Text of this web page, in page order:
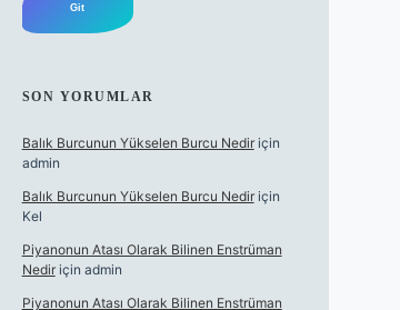
SON YORUMLAR
Balık Burcunun Yükselen Burcu Nediriçin
admin
Balık Burcunun Yükselen Burcu Nediriçin
Kel
Piyanonun Atası Olarak Bilinen Enstrüman
Nediriçin admin
Piyanonun Atası Olarak Bilinen Enstrüman